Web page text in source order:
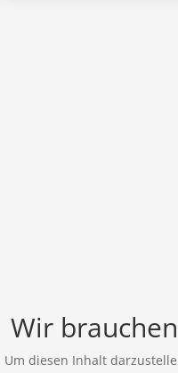
Wir
Um diesen Inhalt